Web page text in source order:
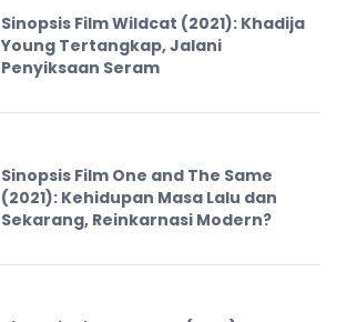
Sinopsis Film Wildcat (2021): Khadija
Young Tertangkap, Jalani
Penyiksaan Seram
Sinopsis Film One and The Same
(2021): Kehidupan Masa Lalu dan
Sekarang, Reinkarnasi Modern?